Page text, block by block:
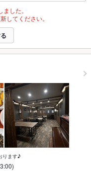
した。
してください。
ります♪